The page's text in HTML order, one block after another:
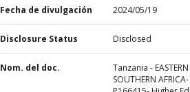
Fecha de divulgación 2024/05/19
Disclosure Status Disclosed
Nom. del doc.
Tanzania -
SOUTHERN AFRICA-